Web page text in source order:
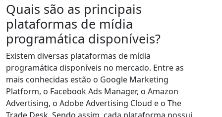
Quais são as principais
plataformas de mídia
programática disponíveis?
Existem diversas plataformas de mídia
programática disponíveis no mercado. Entre as
mais conhecidas estão o Google Marketing
Platform, o Facebook Ads Manager, o Amazon
Advertising, o Adobe Advertising Cloud e o The